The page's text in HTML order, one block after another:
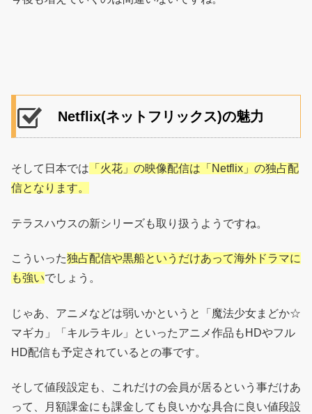
Netflix(ネットフリックス)の魅力
そして日本では 「火花」の映像配信は「Netflix」の独占配
信となります。
テラスハウスの新シリーズも取り扱うようですね。
こういった独占配信や黒船というだけあって海外ドラマに
も強いでしょう。
じゃあ、アニメなどは弱いかというと「魔法少女まどか☆
マギカ」「キルラキル」といったアニメ作品もHDやフル
HD配信も予定されているとの事です。
そして値段設定も、これだけの会員が居るという事だけあ
って、月額課金にも課金しても良いかな具合に良い値段設